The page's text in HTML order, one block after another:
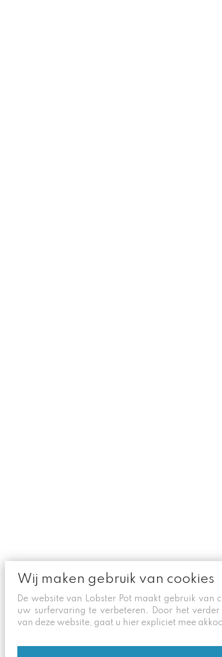
Wij maken gebruik van cookies
De website van Lobster Pot maakt gebruik van
uw surfervaring te verbeteren. Door het verder
van deze website, gaat u hier expliciet mee